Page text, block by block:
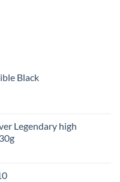
Black
Legendary high